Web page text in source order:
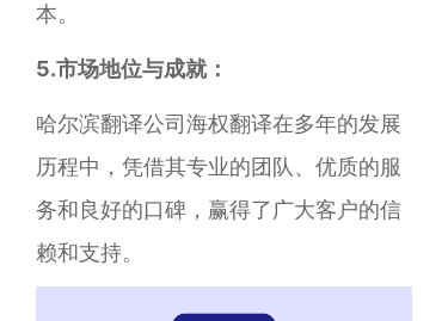
本。
5.市场地位与成就：
哈尔滨翻译公司海权翻译在多年的发展
历程中，凭借其专业的团队、优质的服
务和良好的口碑，赢得了广大客户的信
赖和支持。